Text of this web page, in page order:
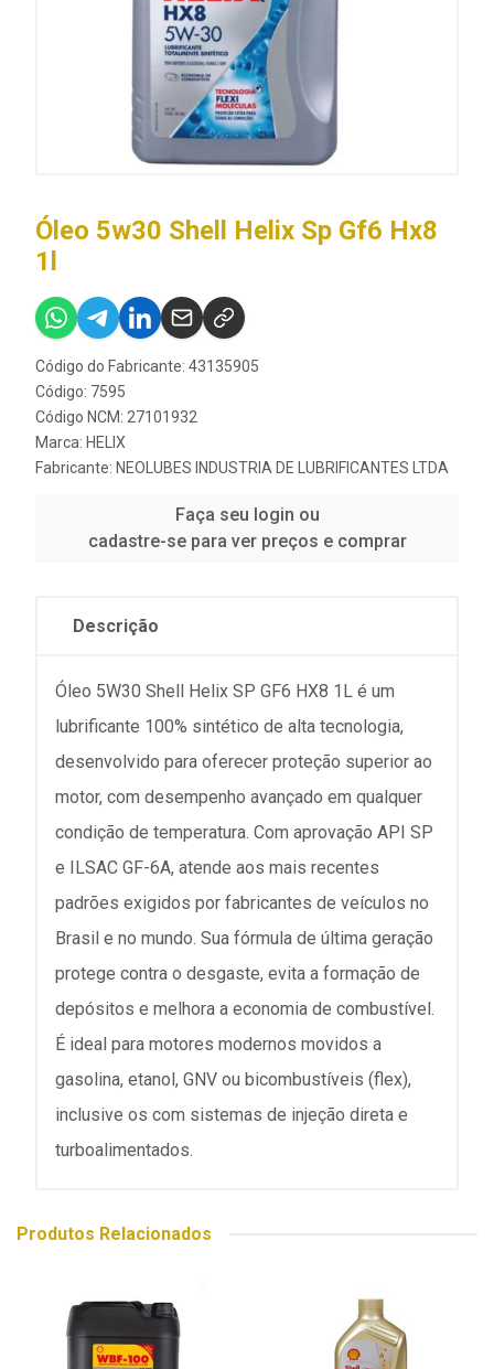
Óleo 5w30 Shell Helix Sp Gf6 Hx8
1l
Código do Fabricante: 43135905
Código: 7595
Código NCM: 27101932
Marca: HELIX
Fabricante: NEOLUBES INDUSTRIA DE LUBRIFICANTES LTDA
Faça seu login ou
cadastre-se para ver preços e comprar
Descrição
Óleo 5W30 Shell Helix SP GF6 HX8 1L é um
lubrificante 100% sintético de alta tecnologia,
desenvolvido para oferecer proteção superior ao
motor, com desempenho avançado em qualquer
condição de temperatura. Com aprovação API SP
e ILSAC GF-6A, atende aos mais recentes
padrões exigidos por fabricantes de veículos no
Brasil e no mundo. Sua fórmula de última geração
protege contra o desgaste, evita a formação de
depósitos e melhora a economia de combustível.
É ideal para motores modernos movidos a
gasolina, etanol, GNV ou bicombustíveis (flex),
inclusive os com sistemas de injeção direta e
turboalimentados.
Produtos Relacionados